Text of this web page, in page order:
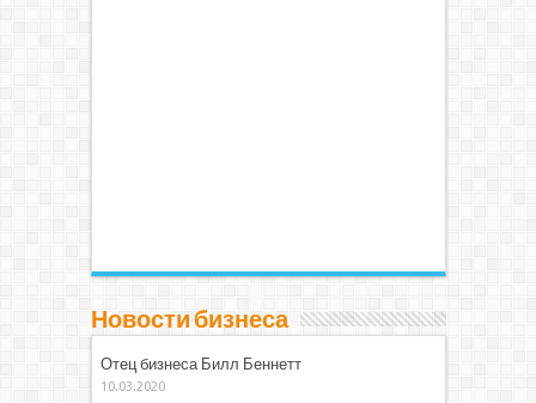
Новости бизнеса
Отец бизнеса Билл Беннетт
10.03.2020